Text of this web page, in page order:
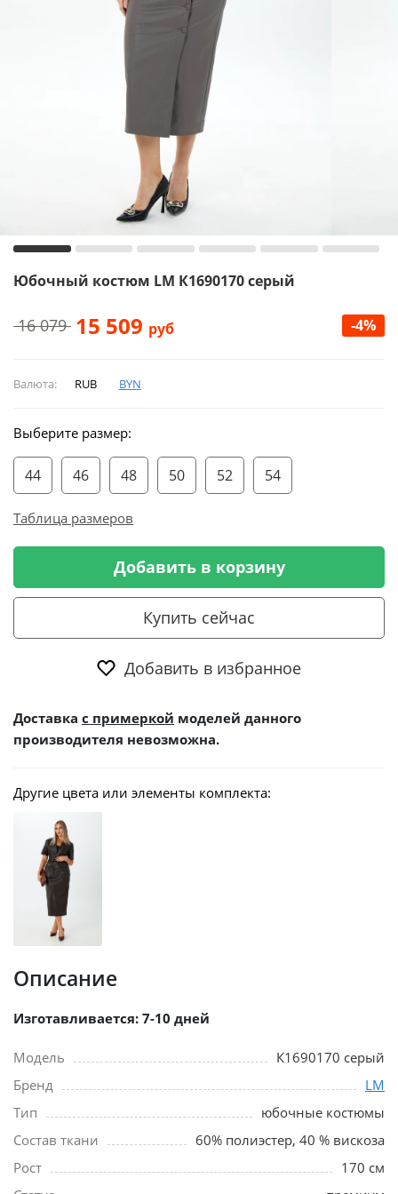
Юбочный костюм LM К1690170 серый
16 079 15 509 руб -4%
Валюта: RUB BYN
Выберите размер:
44 46 48 50 52 54
Таблица размеров
Добавить в корзину
Купить сейчас
Добавить в избранное
Доставка с примеркой моделей данного
производителя невозможна.
Другие цвета или элементы комплекта:
Описание
Изготавливается: 7-10 дней
Модель
К1690170 серый
Бренд
LM
Тип
юбочные костюмы
Состав ткани
60% полиэстер, 40 % вискоза
Рост
170 см